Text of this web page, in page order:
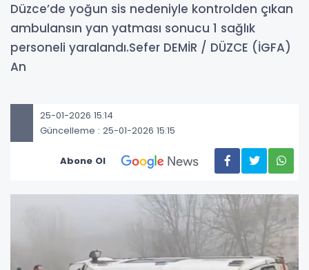
Düzce’de yoğun sis nedeniyle kontrolden çıkan
ambulansın yan yatması sonucu 1 sağlık
personeli yaralandı.Sefer DEMİR / DÜZCE (İGFA)
An
25-01-2026 15:14
Güncelleme : 25-01-2026 15:15
Abone Ol